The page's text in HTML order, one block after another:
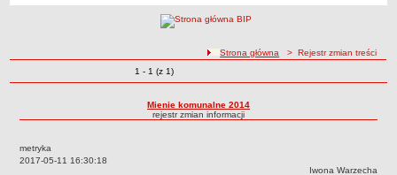
Techniczne Zakłady Naukowe
PRZEDSZKOLA
ARCHIWUM SZKÓŁ I PLACÓWEK
ścieżka nawigacji
Strona główna > Rejestr zmian treści
Zmiany o pozycjach
1 - 1 (z 1)
Mienie komunalne 2014
rejestr zmian informacji
metryka
Data:
2017-05-11 16:30:18
Autor:
Iwona Warzecha